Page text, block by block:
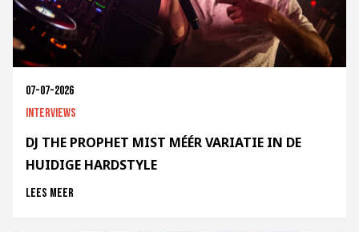
07-07-2026
Interviews
DJ THE PROPHET MIST MÉÉR VARIATIE IN DE
HUIDIGE HARDSTYLE
Lees meer